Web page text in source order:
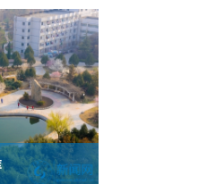
山东理工大学2026年春季运动会闭